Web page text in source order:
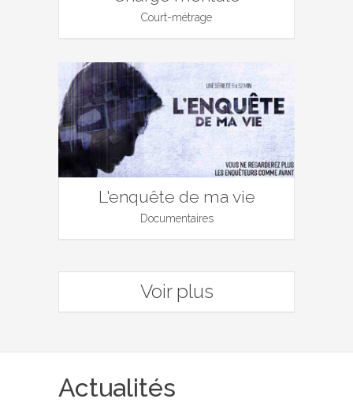
Court-métrage
L'enquête de ma vie
Documentaires
Voir plus
Actualités